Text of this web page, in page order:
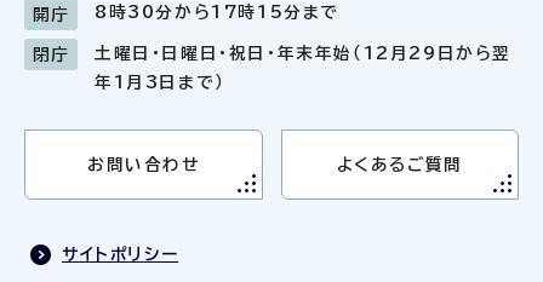
開庁 8時30分から17時15分まで
閉庁
土曜日・日曜日・祝日・年末年始（12月29日から翌
年1月3日まで）
お問い合わせ よくあるご質問
サイトポリシー